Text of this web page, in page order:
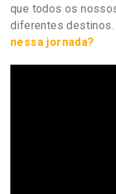
que todos os
diferentes destinos.
nessa jornada?